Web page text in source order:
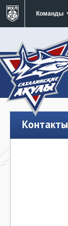
Команды
Контакты